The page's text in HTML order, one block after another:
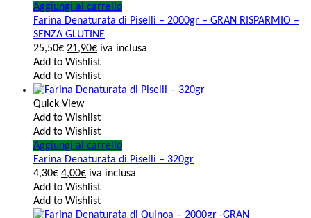
Aggiungi al carrello
Farina Denaturata di Piselli – 2000gr – GRAN RISPARMIO –
SENZA GLUTINE
25,50€ 21,90€ iva inclusa
Add to Wishlist
Add to Wishlist
Quick View
Add to Wishlist
Add to Wishlist
Aggiungi al carrello
Farina Denaturata di Piselli – 320gr
4,30€ 4,00€ iva inclusa
Add to Wishlist
Add to Wishlist